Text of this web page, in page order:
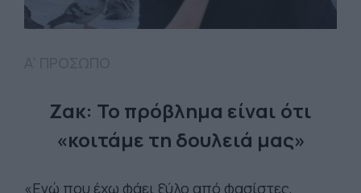
Ζακ: Το πρόβλημα είναι ότι
«κοιτάμε τη δουλειά μας»
«Εγώ που έχω φάει ξύλο από φασίστες,